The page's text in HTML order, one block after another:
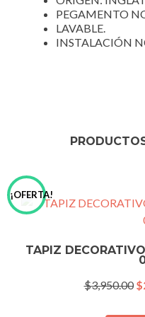
PEGAMENTO
LAVABLE.
INSTALACIÓN
¡OFERTA!
TAPIZ
$3,950.00 $